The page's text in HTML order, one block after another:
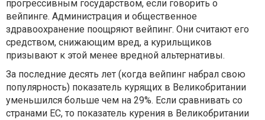
прогрессивным государством, если говорить о
вейпинге. Администрация и общественное
здравоохранение поощряют вейпинг. Они считают его
средством, снижающим вред, а курильщиков
призывают к этой менее вредной альтернативы.
За последние десять лет (когда вейпинг набрал свою
популярность) показатель курящих в Великобритании
уменьшился больше чем на 29%. Если сравнивать со
странами ЕС, то показатель курения в Великобритании